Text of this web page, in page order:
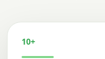
10+